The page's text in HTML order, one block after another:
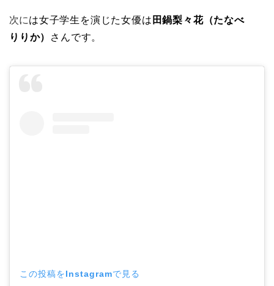
次には女子学生を演じた女優は ⽥鍋梨々花（たなべ
りりか）
さんです。
この投稿をInstagramで見る